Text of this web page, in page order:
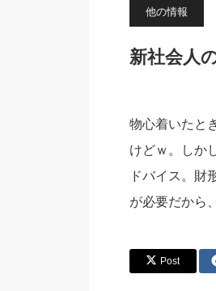
他の情報
新社会人
物心着いたと
けどｗ。しか
ドバイス。財
が必要だから
Post